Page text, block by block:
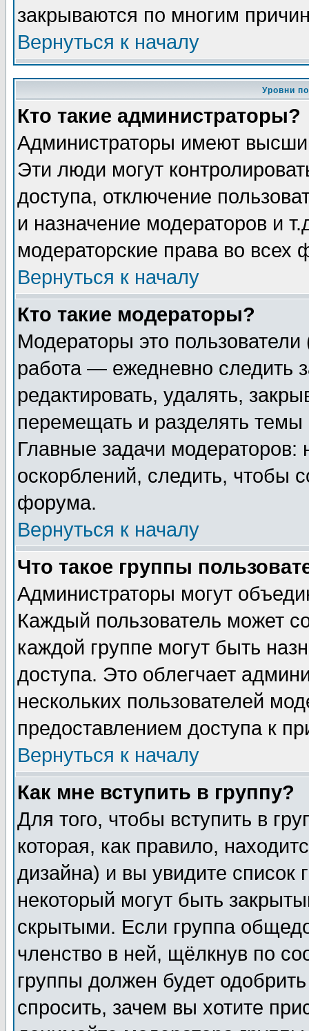
закрываются по многим
Вернуться к началу
Уровни
Кто такие администраторы?
Администраторы имеют
Эти люди могут
доступа, отключение
и назначение модераторов и
модераторские права во всех
Вернуться к началу
Кто такие модераторы?
Модераторы это
работа — ежедневно следить
редактировать, удалять,
перемещать и разделять
Главные задачи
оскорблений, следить, чтобы
форума.
Вернуться к началу
Что такое группы
Администраторы могут
Каждый пользователь может
каждой группе могут быть
доступа. Это облегчает
нескольких пользователей
предоставлением доступа к
Вернуться к началу
Как мне вступить в группу?
Для того, чтобы вступить в
которая, как правило,
дизайна) и вы увидите список
некоторый могут быть
скрытыми. Если группа
членство в ней, щёлкнув по
группы должен будет
спросить, зачем вы хотите